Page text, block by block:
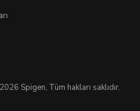
Spigen, Tüm hakları saklıdır.